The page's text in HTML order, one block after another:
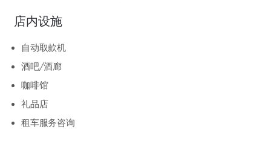
店内设施
自动取款机
酒吧/酒廊
咖啡馆
礼品店
租车服务咨询